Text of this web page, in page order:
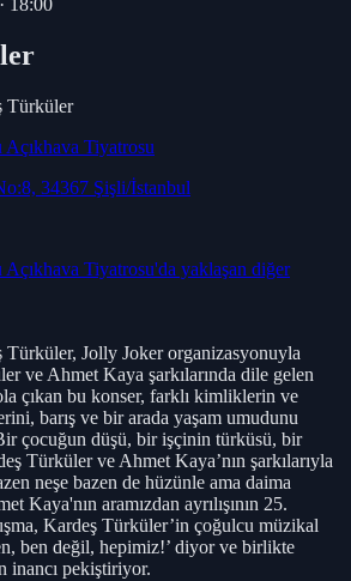
· 18:00
Türküler
Tiyatrosu
34367 Şişli/İstanbul
Tiyatrosu'da yaklaşan diğer
Jolly Joker organizasyonuyla
ve Ahmet Kaya şarkılarında dile gelen
çıkan bu konser, farklı kimliklerin ve
barış ve bir arada yaşam umudunu
çocuğun düşü, bir işçinin türküsü, bir
Türküler ve Ahmet Kaya’nın şarkılarıyla
neşe bazen de hüzünle ama daima
Kaya'nın aramızdan ayrılışının 25.
Kardeş Türküler’in çoğulcu müzikal
ben değil, hepimiz!’ diyor ve birlikte
inancı pekiştiriyor.